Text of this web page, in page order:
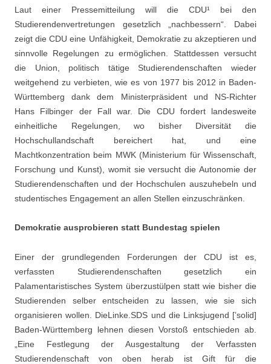
Laut einer Pressemitteilung will die CDU¹ bei den
Studierendenvertretungen gesetzlich „nachbessern“. Dabei
zeigt die CDU eine Unfähigkeit, Demokratie zu akzeptieren und
sinnvolle Regelungen zu ermöglichen. Stattdessen versucht
die Union, politisch tätige Studierendenschaften wieder
weitgehend zu verbieten, wie es von 1977 bis 2012 in Baden-
Württemberg dank dem Ministerpräsident und NS-Richter
Hans Filbinger der Fall war. Die CDU fordert landesweite
einheitliche Regelungen, wo bisher Diversität die
Hochschullandschaft bereichert hat, und eine
Machtkonzentration beim MWK (Ministerium für Wissenschaft,
Forschung und Kunst), womit sie versucht die Autonomie der
Studierendenschaften und der Hochschulen auszuhebeln und
studentisches Engagement an allen Stellen einzuschränken.
Demokratie ausprobieren statt Bundestag spielen
Einer der grundlegenden Forderungen der CDU ist es,
verfassten Studierendenschaften gesetzlich ein
Palamentaristisches System überzustülpen statt wie bisher die
Studierenden selber entscheiden zu lassen, wie sie sich
organisieren wollen. DieLinke.SDS und die Linksjugend [’solid]
Baden-Württemberg lehnen diesen Vorstoß entschieden ab.
„Eine Festlegung der Ausgestaltung der Verfassten
Studierendenschaft von oben herab ist Gift für die